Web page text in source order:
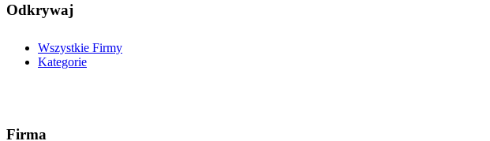
Odkrywaj
Wszystkie Firmy
Kategorie
Firma